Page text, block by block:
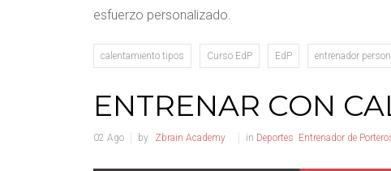
esfuerzo personalizado.
calentamiento tipos Curso EdP EdP entrenador
ENTRENAR CON
02 Ago by Zbrain Academy in Deportes Entrenador de